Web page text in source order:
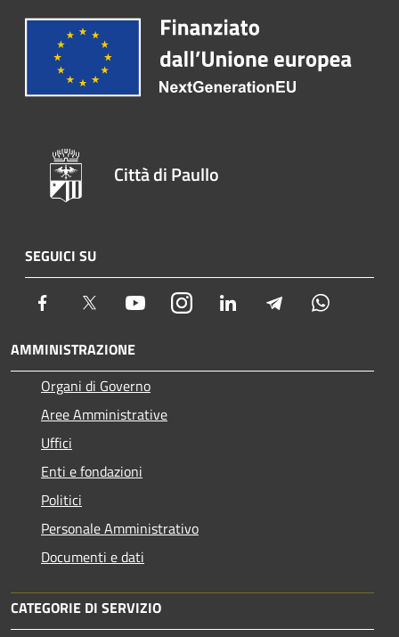
Città di Paullo
SEGUICI SU
Facebook Twitter YoutubeInstagram LinkedIn Telegram
AMMINISTRAZIONE
Organi di Governo
Aree Amministrative
Uffici
Enti e fondazioni
Politici
Personale Amministrativo
Documenti e dati
CATEGORIE DI SERVIZIO